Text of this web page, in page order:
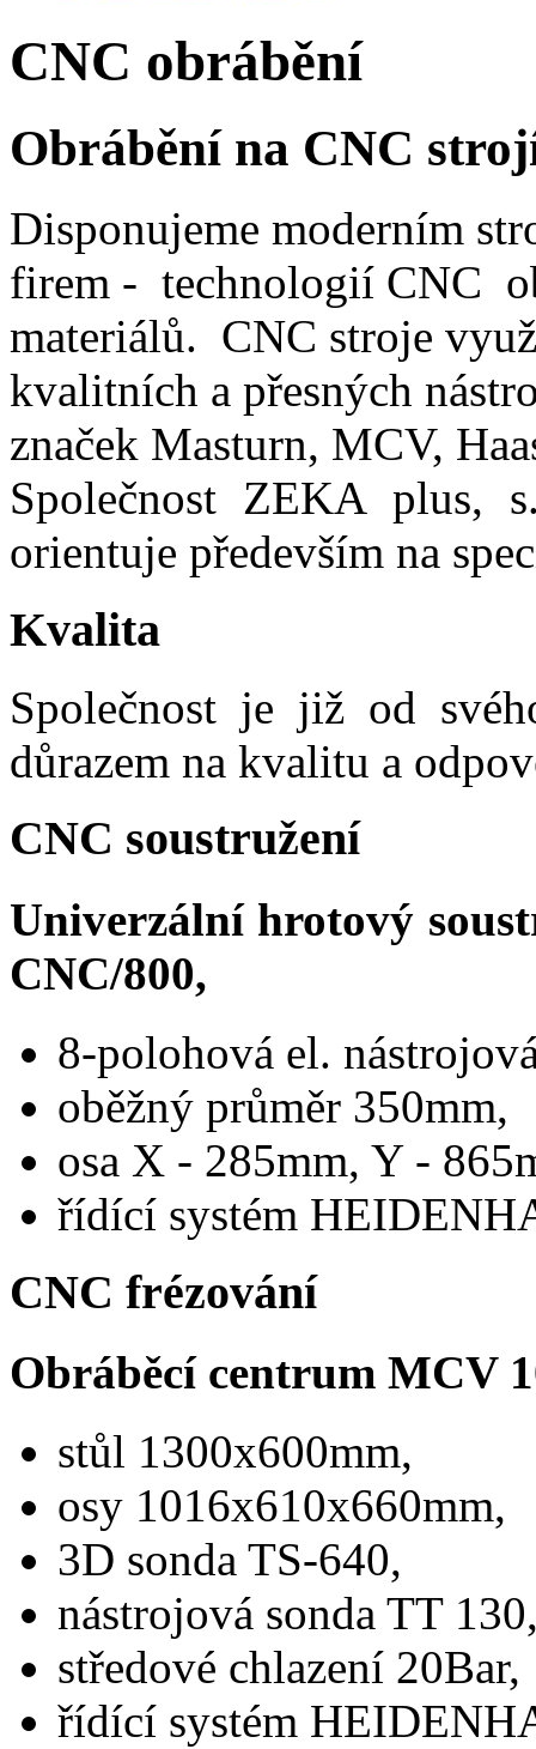
CNC obrábění
Obrábění na CNC
Disponujeme moderním
firem - technologií CNC
materiálů. CNC stroje
kvalitních a přesných
značek Masturn, MCV,
Společnost ZEKA plus,
orientuje především na
Kvalita
Společnost je již od
důrazem na kvalitu a
CNC soustružení
Univerzální hrotový
CNC/800,
8-polohová el.
oběžný průměr 350mm,
osa X - 285mm, Y -
řídící systém
CNC frézování
Obráběcí centrum
stůl 1300x600mm,
osy 1016x610x660mm,
3D sonda TS-640,
nástrojová sonda TT
středové chlazení 20Bar,
řídící systém